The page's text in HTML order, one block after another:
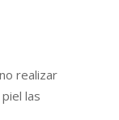
realizar
las